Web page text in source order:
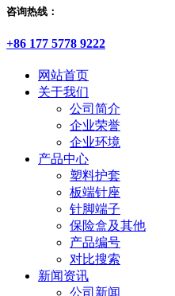
咨询热线：
+86 177 5778 9222
网站首页
关于我们
公司简介
企业荣誉
企业环境
产品中心
塑料护套
板端针座
针脚端子
保险盒及其他
产品编号
对比搜索
新闻资讯
公司新闻